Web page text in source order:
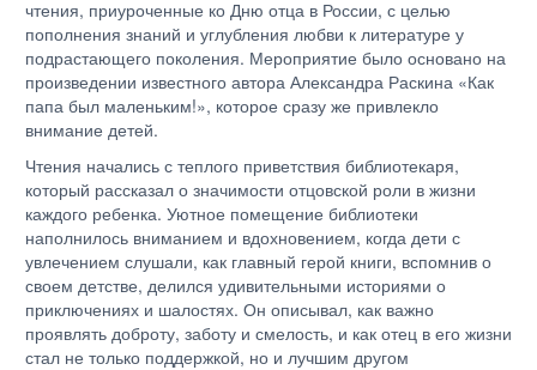
чтения, приуроченные ко Дню отца в России, с целью
пополнения знаний и углубления любви к литературе у
подрастающего поколения. Мероприятие было основано на
произведении известного автора Александра Раскина «Как
папа был маленьким!», которое сразу же привлекло
внимание детей.
Чтения начались с теплого приветствия библиотекаря,
который рассказал о значимости отцовской роли в жизни
каждого ребенка. Уютное помещение библиотеки
наполнилось вниманием и вдохновением, когда дети с
увлечением слушали, как главный герой книги, вспомнив о
своем детстве, делился удивительными историями о
приключениях и шалостях. Он описывал, как важно
проявлять доброту, заботу и смелость, и как отец в его жизни
стал не только поддержкой, но и лучшим другом